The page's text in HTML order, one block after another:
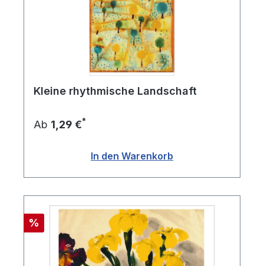
Kleine rhythmische Landschaft
Ab 1,29 €*
In den Warenkorb
Rabatt
%